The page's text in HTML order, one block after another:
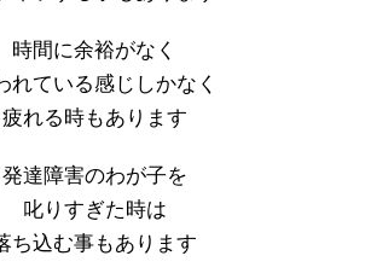
時間に余裕がなく
れている感じしかなく
疲れる時もあります
発達障害のわが子を
叱りすぎた時は
ち込む事もあります